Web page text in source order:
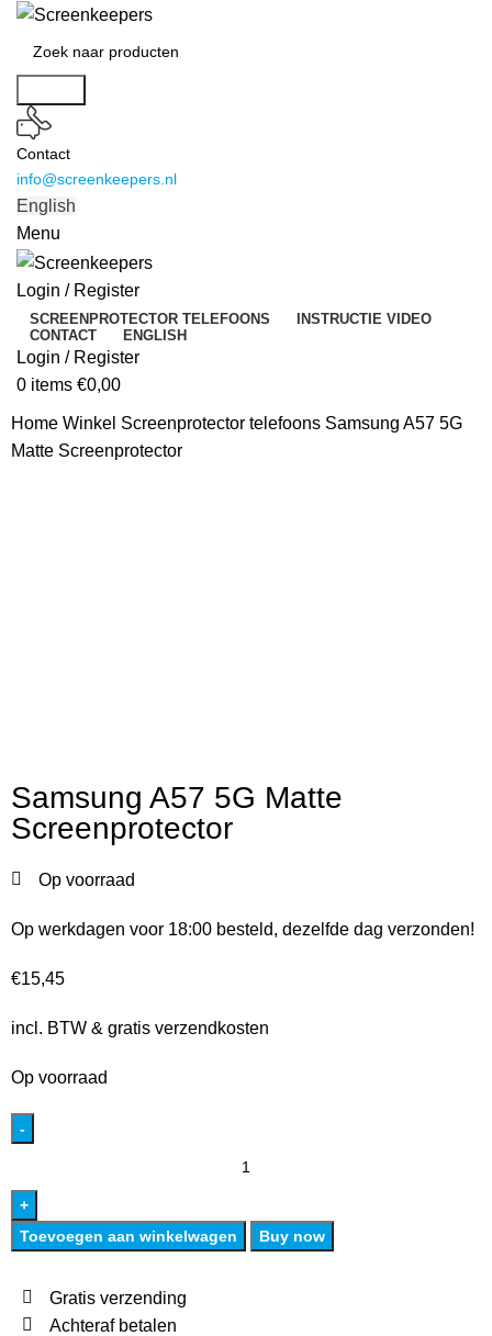
Contact
info@screenkeepers.nl
English
Menu
Login / Register
SCREENPROTECTOR TELEFOONS
INSTRUCTIE VIDEO
CONTACT
ENGLISH
Login / Register
0 items €0,00
HomeWinkel Screenprotector telefoons Samsung A57 5G
Matte Screenprotector
Samsung A57 5G Matte
Screenprotector
Op voorraad
Op werkdagen voor 18:00 besteld, dezelfde dag verzonden!
€15,45
incl. BTW & gratis verzendkosten
Op voorraad
Toevoegen aan winkelwagen Buy now
Gratis verzending
Achteraf betalen